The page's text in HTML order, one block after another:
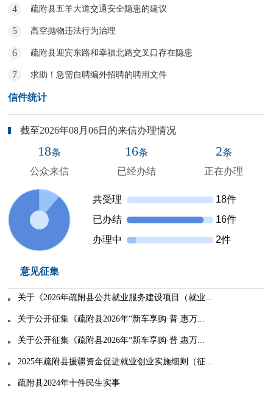
4 疏附县五羊大道交通安全隐患的建议
5 高空抛物违法行为治理
6 疏附县迎宾东路和幸福北路交叉口存在隐患
7 求助！急需自聘编外招聘的聘用文件
信件统计
截至2026年08月06日的来信办理情况
18条
公众来信
16条
已经办结
2条
正在办理
共受理
18件
已办结
16件
办理中
2件
意见征集
关于《2026年疏附县公共就业服务建设项目（就业...
关于公开征集《疏附县2026年“新车享购·普 惠万...
关于公开征集《疏附县2026年“新车享购·普 惠万...
2025年疏附县援疆资金促进就业创业实施细则（征...
疏附县2024年十件民生实事